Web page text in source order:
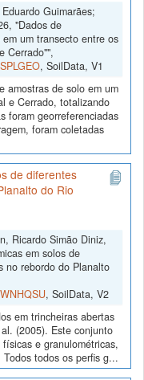
Guimarães;
"Dados de
um transecto entre os
Cerrado"",
, SoilData, V1
amostras de solo em um
e Cerrado, totalizando
foram georreferenciadas
foram coletadas
de diferentes
do Rio
Ricardo Simão Diniz,
em solos de
no rebordo do Planalto
, SoilData, V2
em trincheiras abertas
(2005). Este conjunto
e granulométricas,
todos os perfis g...